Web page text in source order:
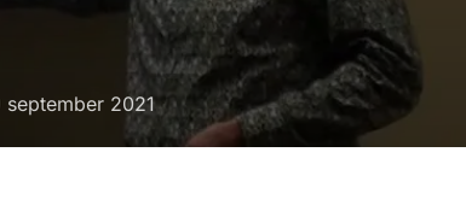
september 2021